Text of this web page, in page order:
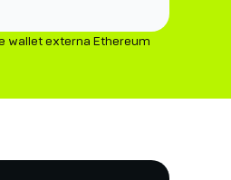
wallet externa Ethereum